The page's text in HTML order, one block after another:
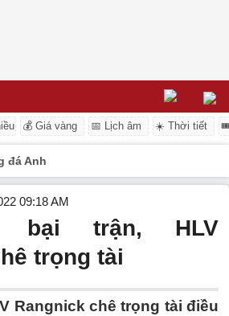
💰 Giá vàng 📅 Lịch âm ☀️ Thời tiết
đá Anh
09:18 AM
bại trận, HLV
trọng tài
Rangnick chê trọng tài điều